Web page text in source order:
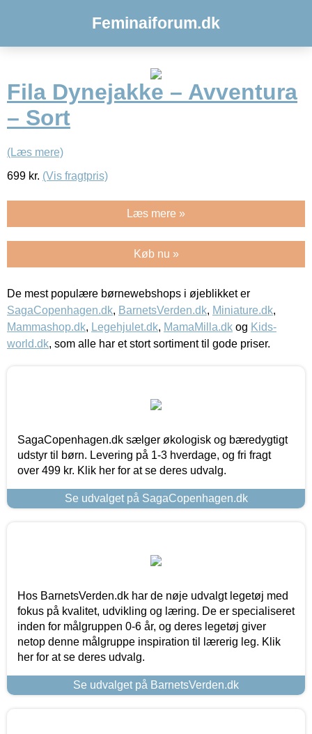
Feminaiforum.dk
Fila Dynejakke – Avventura
– Sort
(Læs mere)
699 kr. (Vis fragtpris)
Læs mere »
Køb nu »
De mest populære børnewebshops i øjeblikket er
SagaCopenhagen.dk, BarnetsVerden.dk, Miniature.dk,
Mammashop.dk, Legehjulet.dk, MamaMilla.dk og Kids-
world.dk, som alle har et stort sortiment til gode priser.
SagaCopenhagen.dk sælger økologisk og bæredygtigt
udstyr til børn. Levering på 1-3 hverdage, og fri fragt
over 499 kr. Klik her for at se deres udvalg.
Se udvalget på SagaCopenhagen.dk
Hos BarnetsVerden.dk har de nøje udvalgt legetøj med
fokus på kvalitet, udvikling og læring. De er specialiseret
inden for målgruppen 0-6 år, og deres legetøj giver
netop denne målgruppe inspiration til lærerig leg. Klik
her for at se deres udvalg.
Se udvalget på BarnetsVerden.dk